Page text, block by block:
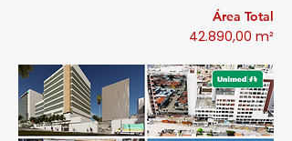
Área Total
42.890,00 m²